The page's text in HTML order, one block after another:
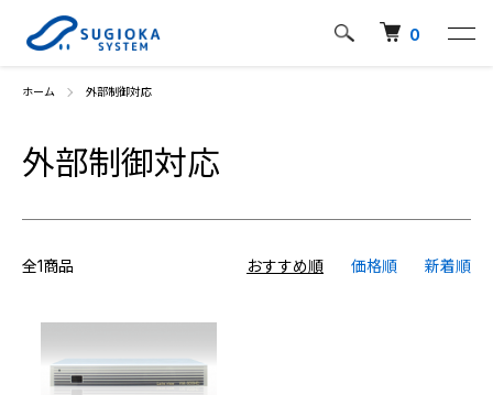
0
ホーム 外部制御対応
外部制御対応
全1商品 おすすめ順 価格順 新着順